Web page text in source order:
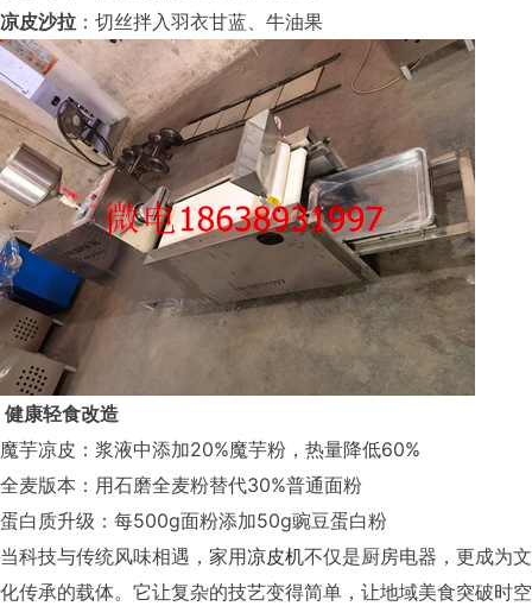
凉皮沙拉 ：切丝拌入羽衣甘蓝、牛油果
健康轻食改造
魔芋凉皮：浆液中添加20%魔芋粉，热量降低60%
全麦版本：用石磨全麦粉替代30%普通面粉
蛋白质升级：每500g面粉添加50g豌豆蛋白粉
当科技与传统风味相遇，家用凉皮机不仅是厨房电器，更成为文
化传承的载体。它让复杂的技艺变得简单，让地域美食突破时空